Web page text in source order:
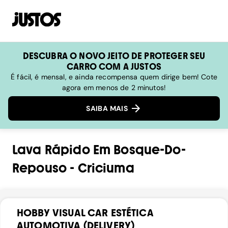
DESCUBRA O NOVO JEITO DE PROTEGER SEU
CARRO COM A JUSTOS
É fácil, é mensal, e ainda recompensa quem dirige bem! Cote
agora em menos de 2 minutos!
SAIBA MAIS
Lava RápidoEm Bosque-Do-
Repouso - Criciuma
HOBBY VISUAL CAR ESTÉTICA